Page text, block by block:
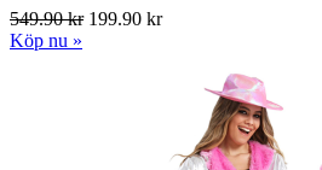
549.90 kr199.90 kr
Köp nu »